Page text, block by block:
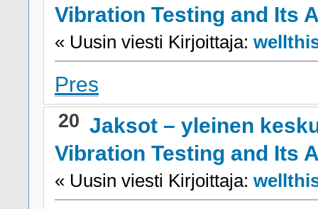
Vibration Testing and Its
« Uusin viesti Kirjoittaja:
Pres
20 Jaksot – yleinen
Vibration Testing and Its
« Uusin viesti Kirjoittaja: